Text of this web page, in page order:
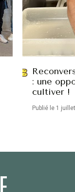
: une
cultiver !
Publié le 1